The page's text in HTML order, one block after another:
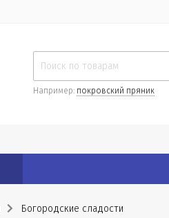
Например: покровский пряник
Богородские сладости